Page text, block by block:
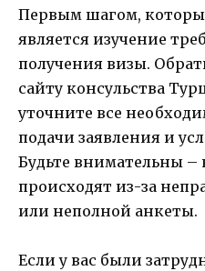
Первым шагом,
является изучение
получения визы.
сайту консульства
уточните все
подачи заявления и
Будьте внимательны –
происходят из-за
или неполной анкеты.
Если у вас были